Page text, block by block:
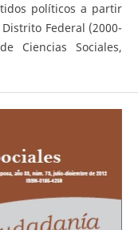
políticos a partir
Federal (2000-
Ciencias Sociales,